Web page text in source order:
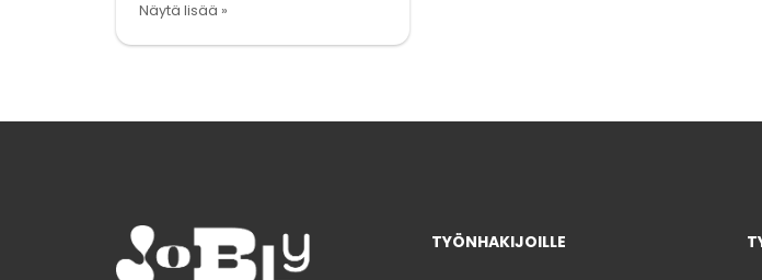
Näytä lisää »
TYÖNHAKIJOILLE